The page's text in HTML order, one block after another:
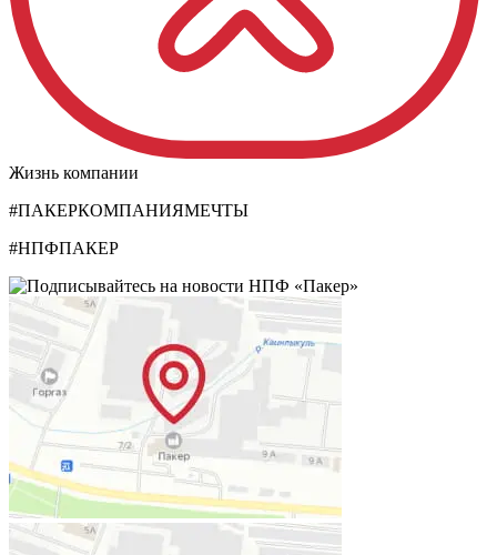
Жизнь компании
#ПАКЕРКОМПАНИЯМЕЧТЫ
#НПФПАКЕР